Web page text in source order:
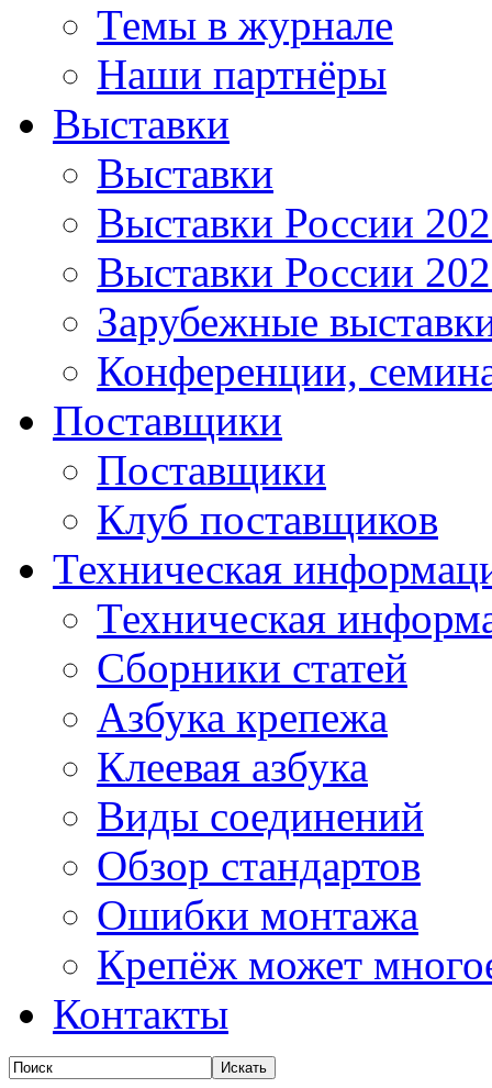
Темы в журнале
Наши партнёры
Выставки
Выставки
Выставки России
Выставки России
Зарубежные
Конференции,
Поставщики
Поставщики
Клуб поставщиков
Техническая
Техническая
Сборники статей
Азбука крепежа
Клеевая азбука
Виды соединений
Обзор стандартов
Ошибки монтажа
Крепёж может
Контакты